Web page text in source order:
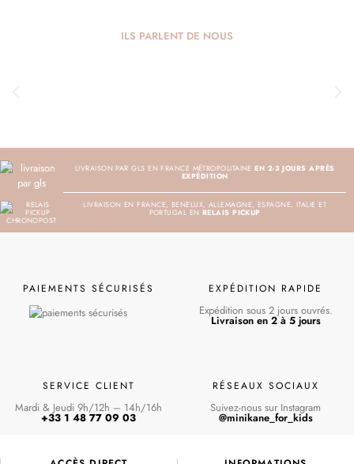
ILS PARLENT DE NOUS
LIVRAISON PAR GLS EN FRANCE MÉTROPOLITAINEEN 2-3 JOURS APRÈS
EXPÉDITION
LIVRAISON EN FRANCE, BENELUX, ALLEMAGNE, ESPAGNE, ITALIE ET
PORTUGAL EN RELAIS PICKUP
PAIEMENTS SÉCURISÉS EXPÉDITION RAPIDE
Expédition sous 2 jours ouvrés.
Livraison en 2 à 5 jours
SERVICE CLIENT
Mardi & Jeudi 9h/12h – 14h/16h
+33 1 48 77 09 03
RÉSEAUX SOCIAUX
Suivez-nous sur Instagram
@minikane_for_kids